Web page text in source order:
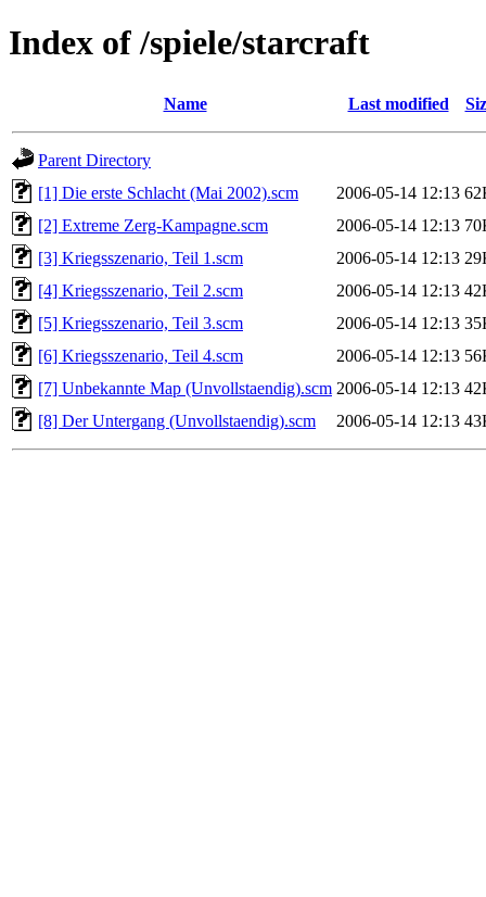
Index of /spiele/starcraft
Name Last modified
Parent Directory
[1] Die erste Schlacht (Mai 2002).scm
2006-05-14 12:13
[2] Extreme Zerg-Kampagne.scm
2006-05-14 12:13
[3] Kriegsszenario, Teil 1.scm
2006-05-14 12:13
[4] Kriegsszenario, Teil 2.scm
2006-05-14 12:13
[5] Kriegsszenario, Teil 3.scm
2006-05-14 12:13
[6] Kriegsszenario, Teil 4.scm
2006-05-14 12:13
[7] Unbekannte Map (Unvollstaendig).scm 2006-05-14 12:13
[8] Der Untergang (Unvollstaendig).scm
2006-05-14 12:13